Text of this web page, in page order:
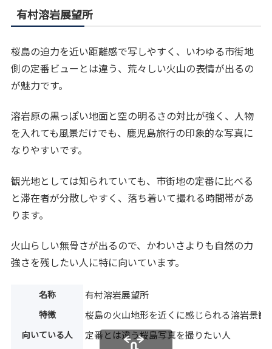
有村溶岩展望所
桜島の迫力を近い距離感で写しやすく、いわゆる市街地
側の定番ビューとは違う、荒々しい火山の表情が出るの
が魅力です。
溶岩原の黒っぽい地面と空の明るさの対比が強く、人物
を入れても風景だけでも、鹿児島旅行の印象的な写真に
なりやすいです。
観光地としては知られていても、市街地の定番に比べる
と滞在者が分散しやすく、落ち着いて撮れる時間帯があ
ります。
火山らしい無骨さが出るので、かわいさよりも自然の力
強さを残したい人に特に向いています。
名称 有村溶岩展望所
特徴 桜島の火山地形を近くに感じられる溶岩景観
向いている人 定番とは違う桜島写真を撮りたい人